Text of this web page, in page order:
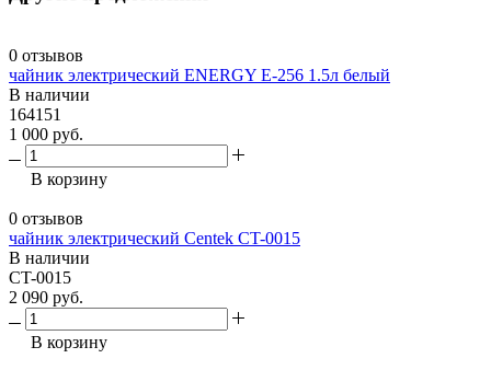
0 отзывов
чайник электрический ENERGY E-256 1.5л белый
В наличии
164151
1 000 руб.
В корзину
0 отзывов
чайник электрический Centek CT-0015
В наличии
CT-0015
2 090 руб.
В корзину